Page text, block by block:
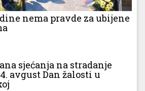
nema pravde za ubijene
sjećanja na stradanje
avgust Dan žalosti u